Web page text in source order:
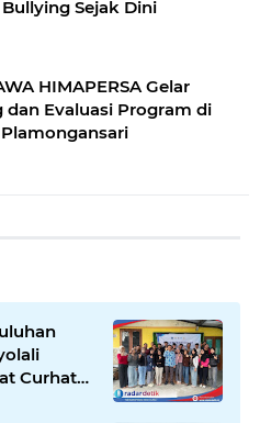
Sejak Dini
HIMAPERSA Gelar
dan Evaluasi Program di
Curhat